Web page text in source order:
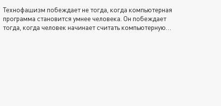
Технофашизм побеждает не тогда, когда компьютерная
программа становится умнее человека. Он побеждает
тогда, когда человек начинает считать компьютерную